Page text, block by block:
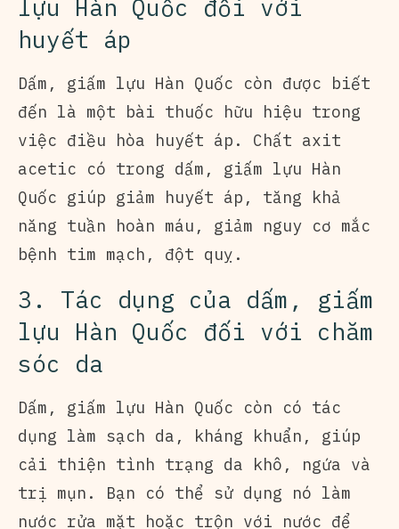
lựu Hàn Quốc đối với
huyết áp
Dấm, giấm lựu Hàn Quốc còn được biết
đến là một bài thuốc hữu hiệu trong
việc điều hòa huyết áp. Chất axit
acetic có trong dấm, giấm lựu Hàn
Quốc giúp giảm huyết áp, tăng khả
năng tuần hoàn máu, giảm nguy cơ mắc
bệnh tim mạch, đột quỵ.
3. Tác dụng của dấm, giấm
lựu Hàn Quốc đối với chăm
sóc da
Dấm, giấm lựu Hàn Quốc còn có tác
dụng làm sạch da, kháng khuẩn, giúp
cải thiện tình trạng da khô, ngứa và
trị mụn. Bạn có thể sử dụng nó làm
nước rửa mặt hoặc trộn với nước để